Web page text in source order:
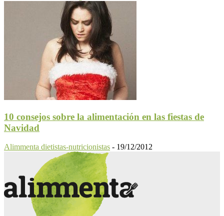
10 consejos sobre la alimentación en las fiestas de
Navidad
Alimmenta dietistas-nutricionistas - 19/12/2012